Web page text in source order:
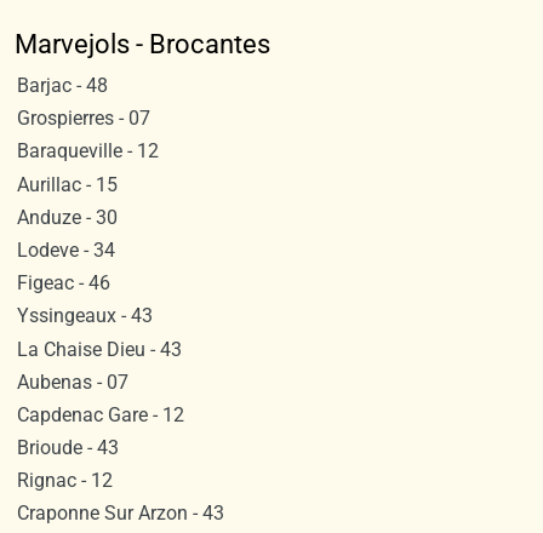
Marvejols - Brocantes
Barjac - 48
Grospierres - 07
Baraqueville - 12
Aurillac - 15
Anduze - 30
Lodeve - 34
Figeac - 46
Yssingeaux - 43
La Chaise Dieu - 43
Aubenas - 07
Capdenac Gare - 12
Brioude - 43
Rignac - 12
Craponne Sur Arzon - 43